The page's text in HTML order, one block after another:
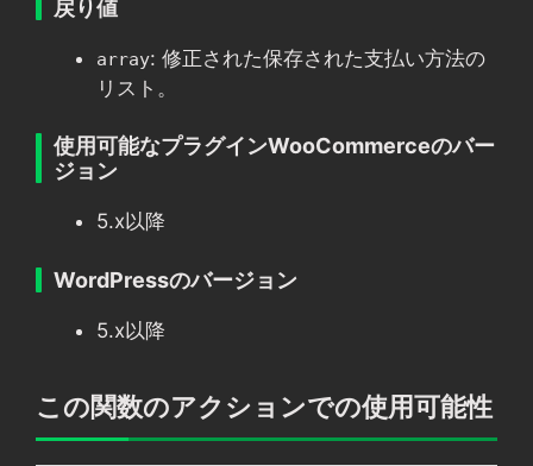
戻り値
array: 修正された保存された支払い方法の
リスト。
使用可能なプラグインWooCommerceのバー
ジョン
5.x以降
WordPressのバージョン
5.x以降
この関数のアクションでの使用可能性